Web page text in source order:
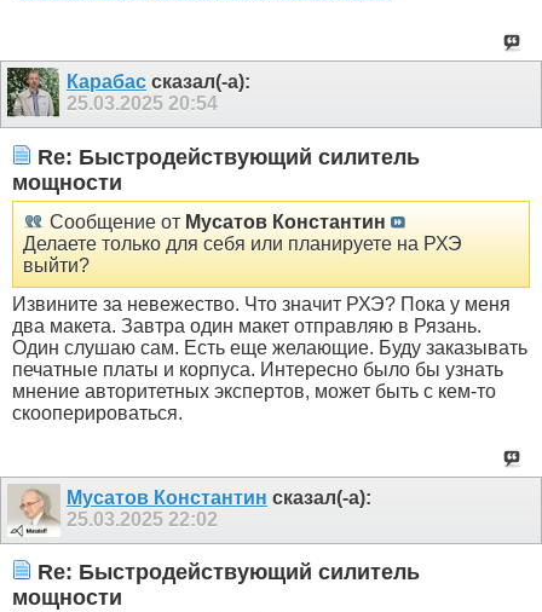
Карабас сказал(-а):
25.03.2025 20:54
Re: Быстродействующий силитель
мощности
Сообщение от Мусатов Константин
Делаете только для себя или планируете на РХЭ
выйти?
Извините за невежество. Что значит РХЭ? Пока у меня
два макета. Завтра один макет отправляю в Рязань.
Один слушаю сам. Есть еще желающие. Буду заказывать
печатные платы и корпуса. Интересно было бы узнать
мнение авторитетных экспертов, может быть с кем-то
скооперироваться.
Мусатов Константин сказал(-а):
25.03.2025 22:02
Re: Быстродействующий силитель
мощности